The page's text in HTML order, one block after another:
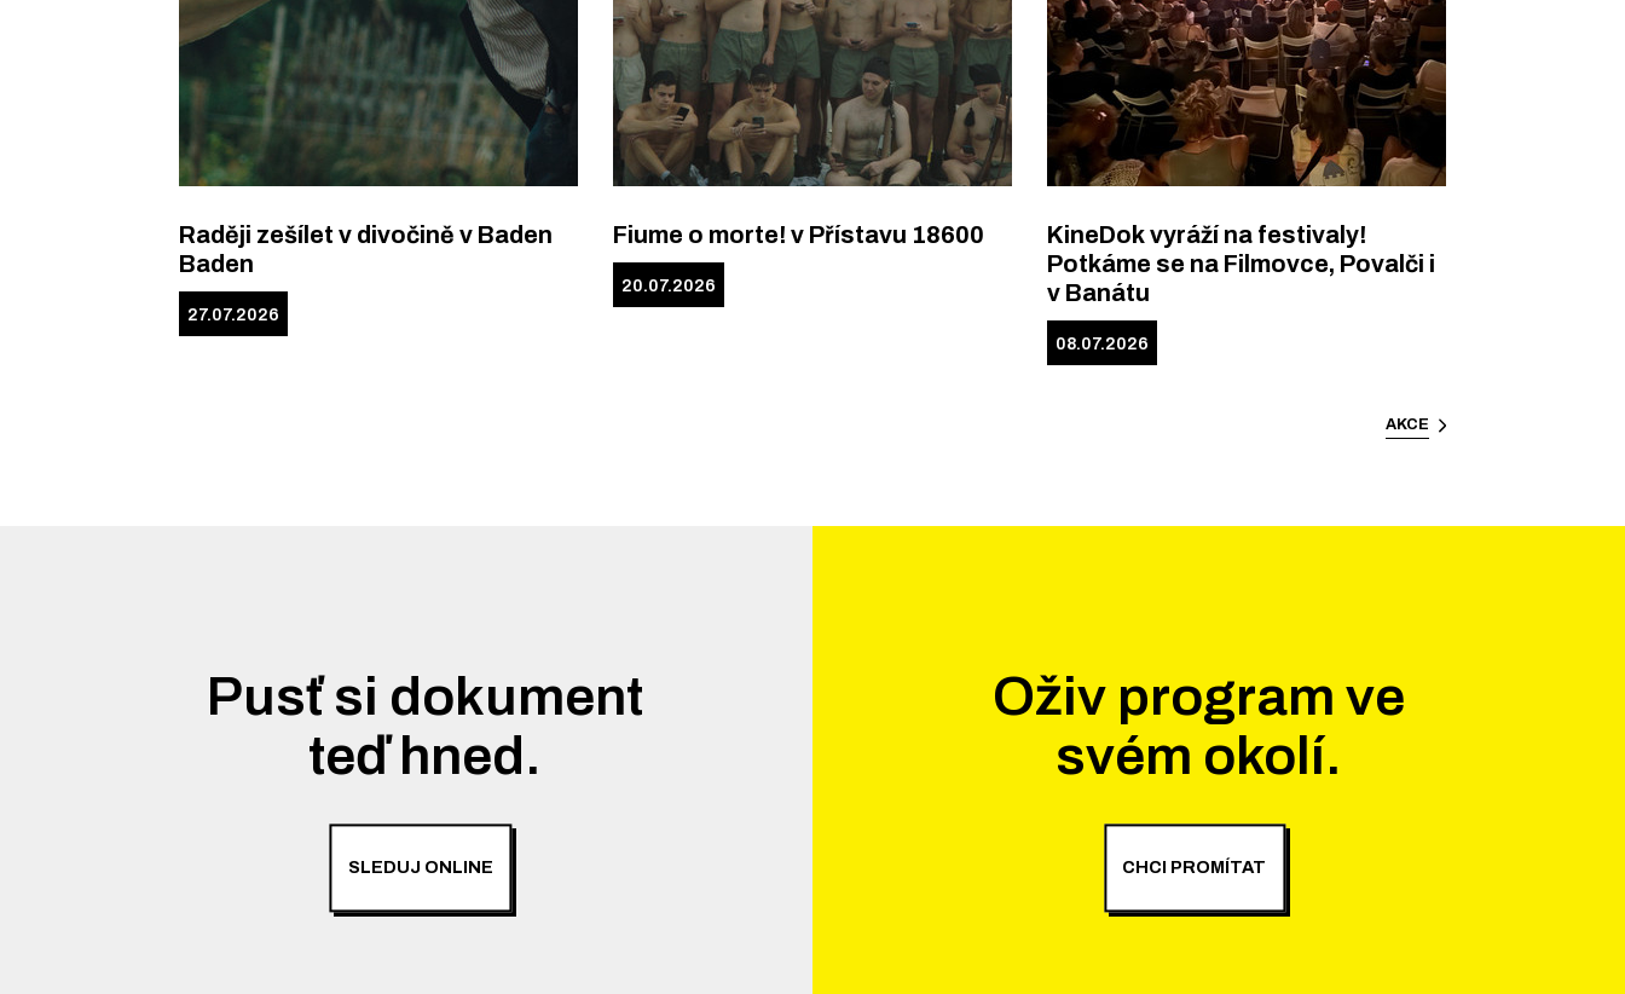
Raději zešílet v divočině v Baden
Baden
27.07.2026
Fiume o morte! v Přístavu 18600
20.07.2026
KineDok vyráží na festivaly!
Potkáme se na Filmovce, Povalči i
v Banátu
08.07.2026
AKCE
Pusť si dokument
teď hned.
SLEDUJ ONLINE
Oživ program ve
svém okolí.
CHCI PROMÍTAT